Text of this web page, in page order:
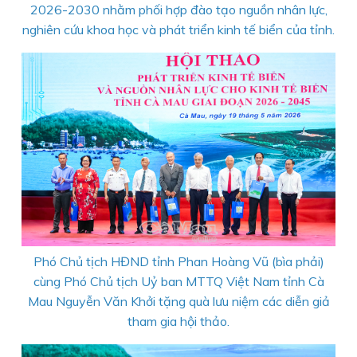
2026-2030 nhằm phối hợp đào tạo nguồn nhân lực,
nghiên cứu khoa học và phát triển kinh tế biển của tỉnh.
Phó Chủ tịch HĐND tỉnh Phan Hoàng Vũ (bìa phải)
cùng Phó Chủ tịch Uỷ ban MTTQ Việt Nam tỉnh Cà
Mau Nguyễn Văn Khởi tặng quà lưu niệm các diễn giả
tham gia hội thảo.